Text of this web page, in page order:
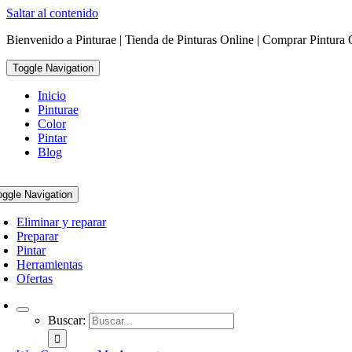
Saltar al contenido
Bienvenido a Pinturae | Tienda de Pinturas Online | Comprar Pintura
Toggle Navigation
Inicio
Pinturae
Color
Pintar
Blog
Navigation
Eliminar y reparar
Preparar
Pintar
Herramientas
Ofertas
Buscar: